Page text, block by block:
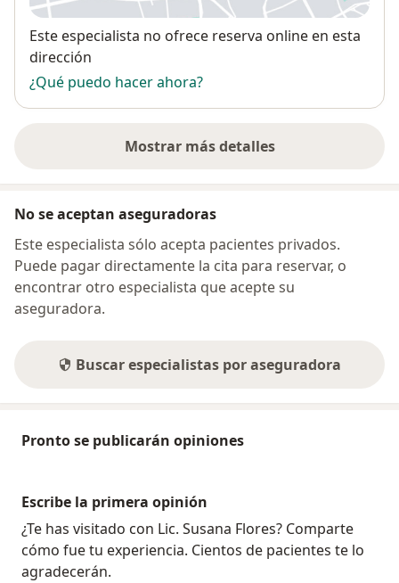
Disponibilidad
Este especialista no ofrece reserva online en esta
dirección
¿Qué puedo hacer ahora?
Mostrar más detalles
sobre la dirección
No se aceptan aseguradoras
Este especialista sólo acepta pacientes privados.
Puede pagar directamente la cita para reservar, o
encontrar otro especialista que acepte su
aseguradora.
Buscar especialistas por aseguradora
Pronto se publicarán opiniones
Escribe la primera opinión
¿Te has visitado con Lic. Susana Flores? Comparte
cómo fue tu experiencia. Cientos de pacientes te lo
agradecerán.